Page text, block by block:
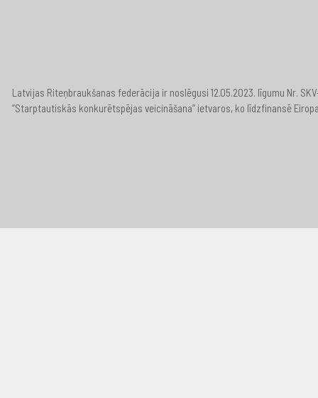
Latvijas Riteņbraukšanas federācija ir noslēgusi 12.05.2023. līgumu Nr.
“Starptautiskās konkurētspējas veicināšana” ietvaros, ko līdzfinansē